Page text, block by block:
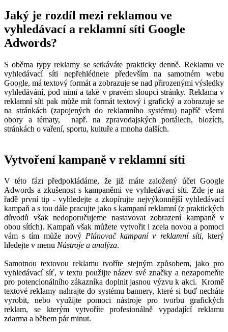
Jaký je rozdíl mezi reklamou ve
vyhledávací a reklamní síti Google
Adwords?
S oběma typy reklamy se setkáváte prakticky denně. Reklamu ve
vyhledávací síti nepřehlédnete především na samotném webu
Google, má textový formát a zobrazuje se nad přirozenými výsledky
vyhledávání, pod nimi a také v pravém sloupci stránky. Reklama v
reklamní síti pak může mít formát textový i grafický a zobrazuje se
na stránkách (zapojených do reklamního systému) napříč všemi
obory a tématy, např. na zpravodajských portálech, blozích,
stránkách o vaření, sportu, kultuře a mnoha dalších.
Vytvoření kampaně v reklamní síti
V této fázi předpokládáme, že již máte založený účet Google
Adwords a zkušenost s kampaněmi ve vyhledávací síti. Zde je na
řadě první tip - vyhledejte a zkopírujte nejvýkonnější vyhledávací
kampaň a s tou dále pracujte jako s kampaní reklamní (z praktických
důvodů však nedoporučujeme nastavovat zobrazení kampaně v
obou sítích). Kampaň však můžete vytvořit i zcela novou a pomoci
vám s tím může nový Plánovač kampaní v reklamní síti, který
hledejte v menu Nástroje a analýza.
Samotnou textovou reklamu tvoříte stejným způsobem, jako pro
vyhledávací síť, v textu použijte název své značky a nezapomeňte
pro potencionálního zákazníka doplnit jasnou výzvu k akci. Kromě
textové reklamy nahrajte do systému bannery, které si buď necháte
vyrobit, nebo využijte pomoci nástroje pro tvorbu grafických
reklam, se kterým vytvoříte profesionálně vypadající reklamu
zdarma a během pár minut.